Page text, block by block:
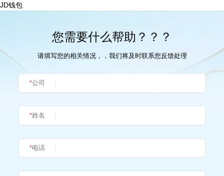
JD钱包
您需要什么帮助？？？
请填写您的相关情况，，我们将及时联系您反馈处理
*公司
*姓名
*电话